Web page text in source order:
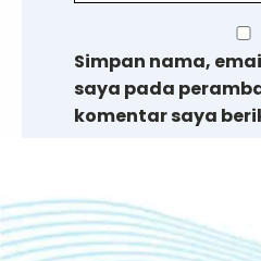
Simpan nama,
saya pada
komentar saya